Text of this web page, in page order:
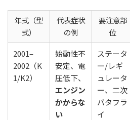
年式（型
式）
代表症状
の例
要注意部
位
2001–
2002（K
1/K2）
始動性不
安定、電
圧低下、
エンジン
かからな
い
ステータ
ー/レギ
ュレータ
ー、二次
バタフラ
イ